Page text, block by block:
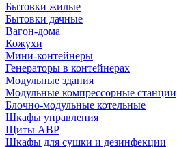
Бытовки жилые
Бытовки дачные
Вагон-дома
Кожухи
Мини-контейнеры
Генераторы в контейнерах
Модульные здания
Модульные компрессорные станции
Блочно-модульные котельные
Шкафы управления
Щиты АВР
Шкафы для сушки и дезинфекции